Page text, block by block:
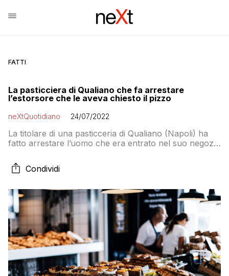
FATTI
La pasticciera di Qualiano che fa arrestare
l’estorsore che le aveva chiesto il pizzo
neXtQuotidiano 24/07/2022
La titolare di una pasticceria di Qualiano (Napoli) ha
fatto arrestare l’uomo che era entrato nel suo negozio
Condividi